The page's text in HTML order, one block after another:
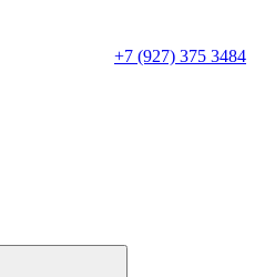
+7 (927) 375 3484